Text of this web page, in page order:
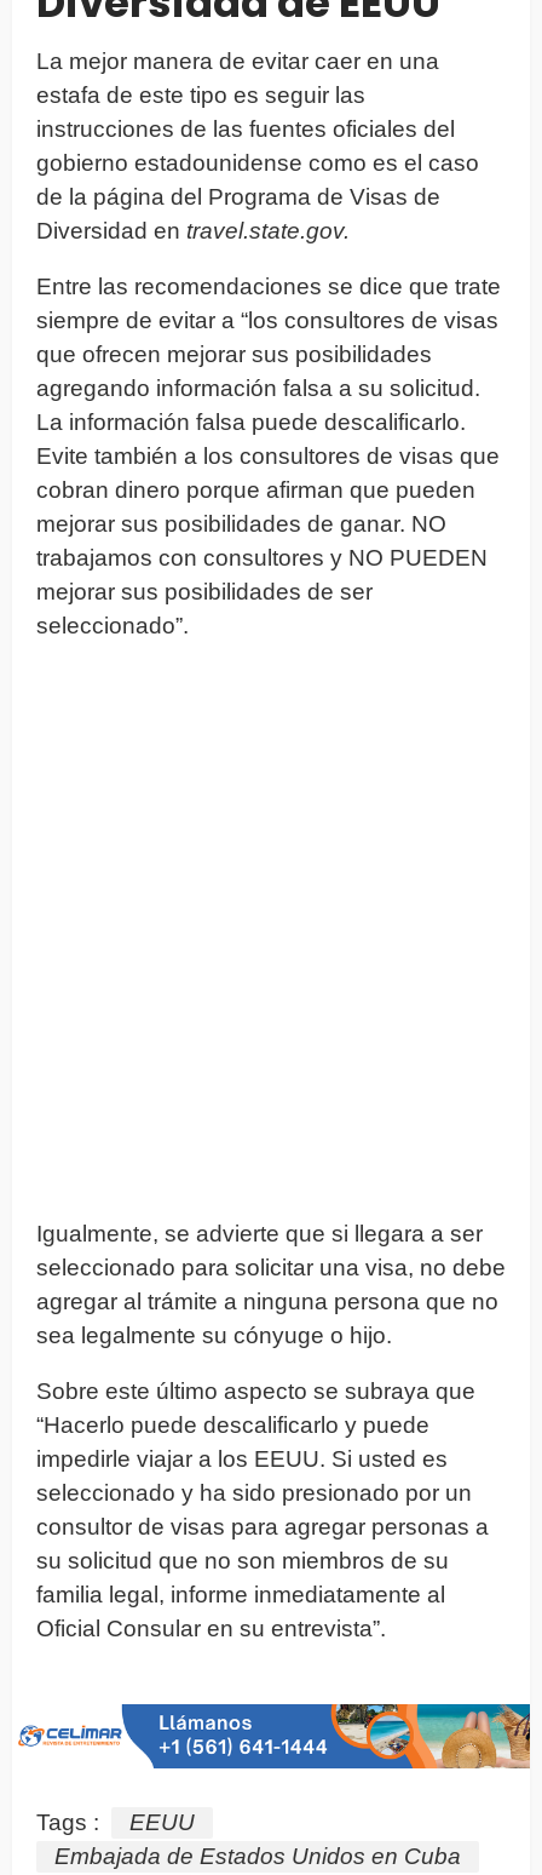
La mejor manera de evitar caer en una
estafa de este tipo es seguir las
instrucciones de las fuentes oficiales del
gobierno estadounidense como es el caso
de la página del Programa de Visas de
Diversidad en travel.state.gov.
Entre las recomendaciones se dice que trate
siempre de evitar a “los consultores de visas
que ofrecen mejorar sus posibilidades
agregando información falsa a su solicitud.
La información falsa puede descalificarlo.
Evite también a los consultores de visas que
cobran dinero porque afirman que pueden
mejorar sus posibilidades de ganar. NO
trabajamos con consultores y NO PUEDEN
mejorar sus posibilidades de ser
seleccionado”.
Igualmente, se advierte que si llegara a ser
seleccionado para solicitar una visa, no debe
agregar al trámite a ninguna persona que no
sea legalmente su cónyuge o hijo.
Sobre este último aspecto se subraya que
“Hacerlo puede descalificarlo y puede
impedirle viajar a los EEUU. Si usted es
seleccionado y ha sido presionado por un
consultor de visas para agregar personas a
su solicitud que no son miembros de su
familia legal, informe inmediatamente al
Oficial Consular en su entrevista”.
Tags :
EEUU
Embajada de Estados Unidos en Cuba